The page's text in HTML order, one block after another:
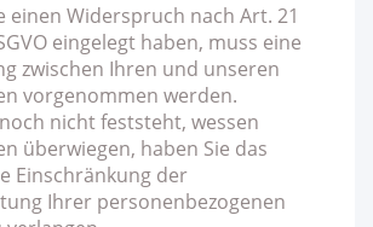
einen Widerspruch nach Art. 21
eingelegt haben, muss eine
zwischen Ihren und unseren
vorgenommen werden.
nicht feststeht, wessen
überwiegen, haben Sie das
Einschränkung der
Ihrer personenbezogenen